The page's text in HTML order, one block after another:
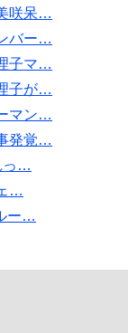
咲呆…
バー…
子マ…
子が…
マン…
発覚…
っ…
…
ー…